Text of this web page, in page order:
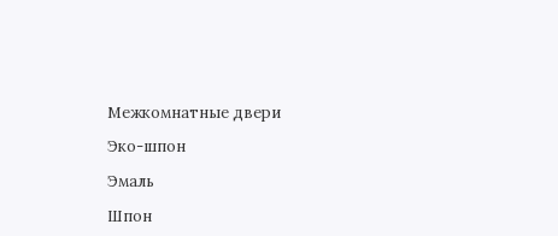
Межкомнатные двери
Эко-шпон
Эмаль
Шпон